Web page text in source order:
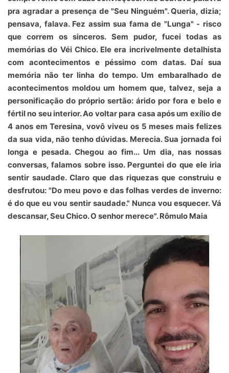
pra agradar a presença de "Seu Ninguém". Queria, dizia;
pensava, falava. Fez assim sua fama de "Lunga" - risco
que correm os sinceros. Sem pudor, fucei todas as
memórias do Véi Chico. Ele era incrivelmente detalhista
com acontecimentos e péssimo com datas. Daí sua
memória não ter linha do tempo. Um embaralhado de
acontecimentos moldou um homem que, talvez, seja a
personificação do próprio sertão: árido por fora e belo e
fértil no seu interior. Ao voltar para casa após um exílio de
4 anos em Teresina, vovô viveu os 5 meses mais felizes
da sua vida, não tenho dúvidas. Merecia. Sua jornada foi
longa e pesada. Chegou ao fim... Um dia, nas nossas
conversas, falamos sobre isso. Perguntei do que ele iria
sentir saudade. Claro que das riquezas que construiu e
desfrutou: "Do meu povo e das folhas verdes de inverno:
é do que eu vou sentir saudade." Nunca vou esquecer. Vá
descansar, Seu Chico. O senhor merece". Rômulo Maia